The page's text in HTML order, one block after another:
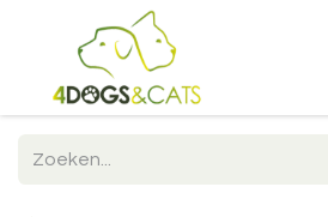
Overslaan naar inhoud